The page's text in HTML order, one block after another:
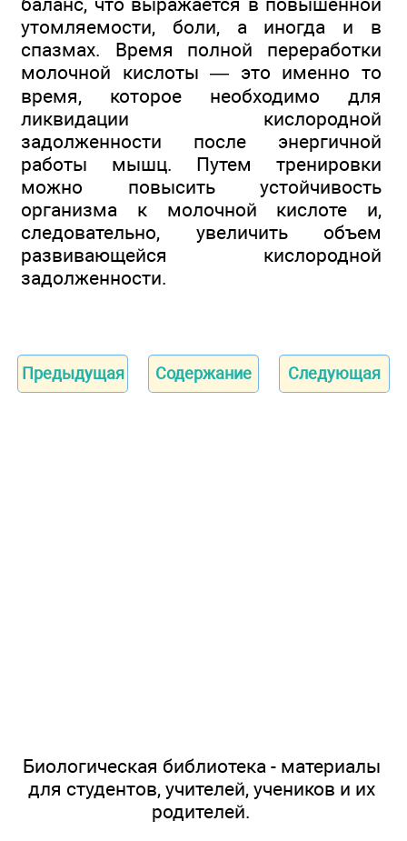
утомляемости, боли, а иногда и в
спазмах. Время полной переработки
молочной кислоты — это именно то
время, которое необходимо для
ликвидации кислородной
задолженности после энергичной
работы мышц. Путем тренировки
можно повысить устойчивость
организма к молочной кислоте и,
следовательно, увеличить объем
развивающейся кислородной
задолженности.
Предыдущая Содержание Следующая
Биологическая библиотека - материалы
для студентов, учителей, учеников и их
родителей.